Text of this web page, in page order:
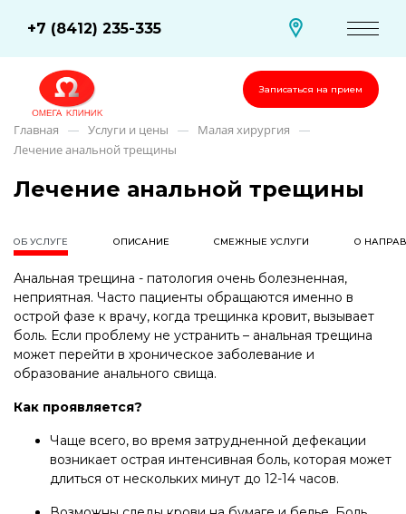
Записаться на прием
+7 (8412) 235-335
Главная — Услуги и цены — Малая хирургия —
Лечение анальной трещины
Лечение анальной трещины
ОБ УСЛУГЕ ОПИСАНИЕ СМЕЖНЫЕ УСЛУГИ О
Анальная трещина - патология очень болезненная,
неприятная. Часто пациенты обращаются именно в
острой фазе к врачу, когда трещинка кровит, вызывает
боль. Если проблему не устранить – анальная трещина
может перейти в хроническое заболевание и
образование анального свища.
Как проявляется?
Чаще всего, во время затрудненной дефекации
возникает острая интенсивная боль, которая может
длиться от нескольких минут до 12-14 часов.